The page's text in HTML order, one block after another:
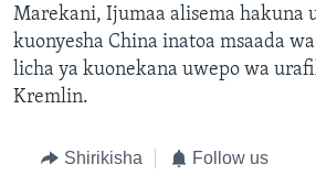
Marekani, Ijumaa alisema hakuna
kuonyesha China inatoa msaada
licha ya kuonekana uwepo wa
Kremlin.
Shirikisha Follow us